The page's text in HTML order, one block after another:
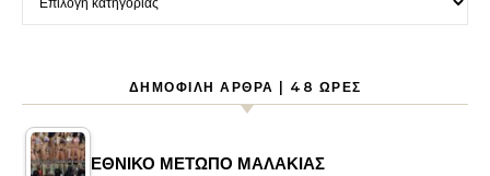
ΔΗΜΟΦΙΛΉ ΆΡΘΡΑ | 48 ΏΡΕΣ
ΕΘΝΙΚΟ ΜΕΤΩΠΟ ΜΑΛΑΚΙΑΣ